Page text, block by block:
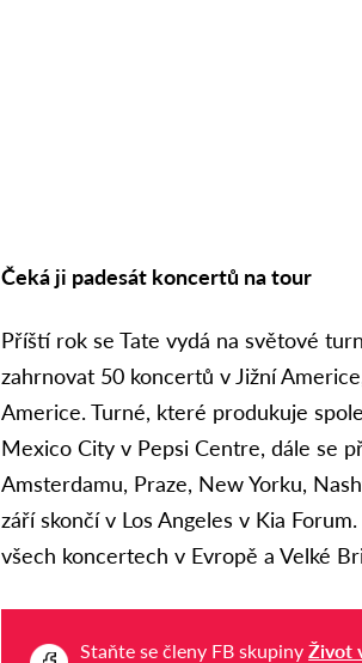
Čeká ji padesát koncertů na tour
Příští rok se Tate vydá na světové
zahrnovat 50 koncertů v Jižní
Americe. Turné, které produkuje
Mexico City v Pepsi Centre, dále se
Amsterdamu, Praze, New Yorku,
září skončí v Los Angeles v Kia
všech koncertech v Evropě a Velké
Staňte se členy FB skupinyŽivot